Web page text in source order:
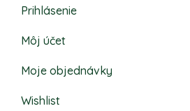
Prihlásenie
Môj účet
Moje objednávky
Wishlist